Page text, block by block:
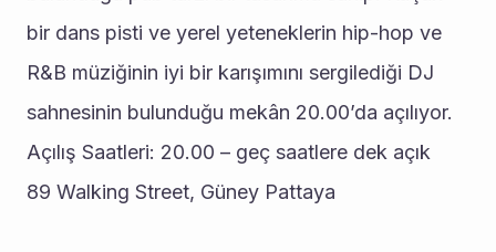
bir dans pisti ve yerel yeteneklerin hip-hop ve
R&B müziğinin iyi bir karışımını sergilediği DJ
sahnesinin bulunduğu mekân 20.00’da açılıyor.
Açılış Saatleri: 20.00 – geç saatlere dek açık
89 Walking Street, Güney Pattaya